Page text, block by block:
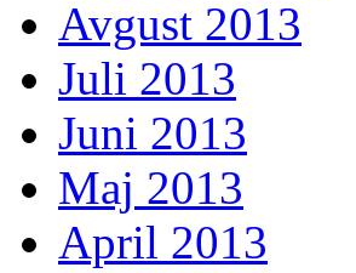
Avgust 2013
Juli 2013
Juni 2013
Maj 2013
April 2013